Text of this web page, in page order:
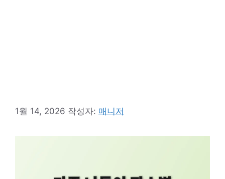
1월 14, 2026 작성자: 매니저